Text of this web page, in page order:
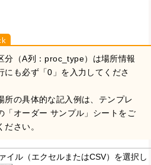
分（A列：proc_type）は場所情報
にも必ず「0」を入力してくださ
所の具体的な記入例は、テンプレ
「オーダー サンプル」シートをご
ださい。
イル（エクセルまたはCSV）を選択し